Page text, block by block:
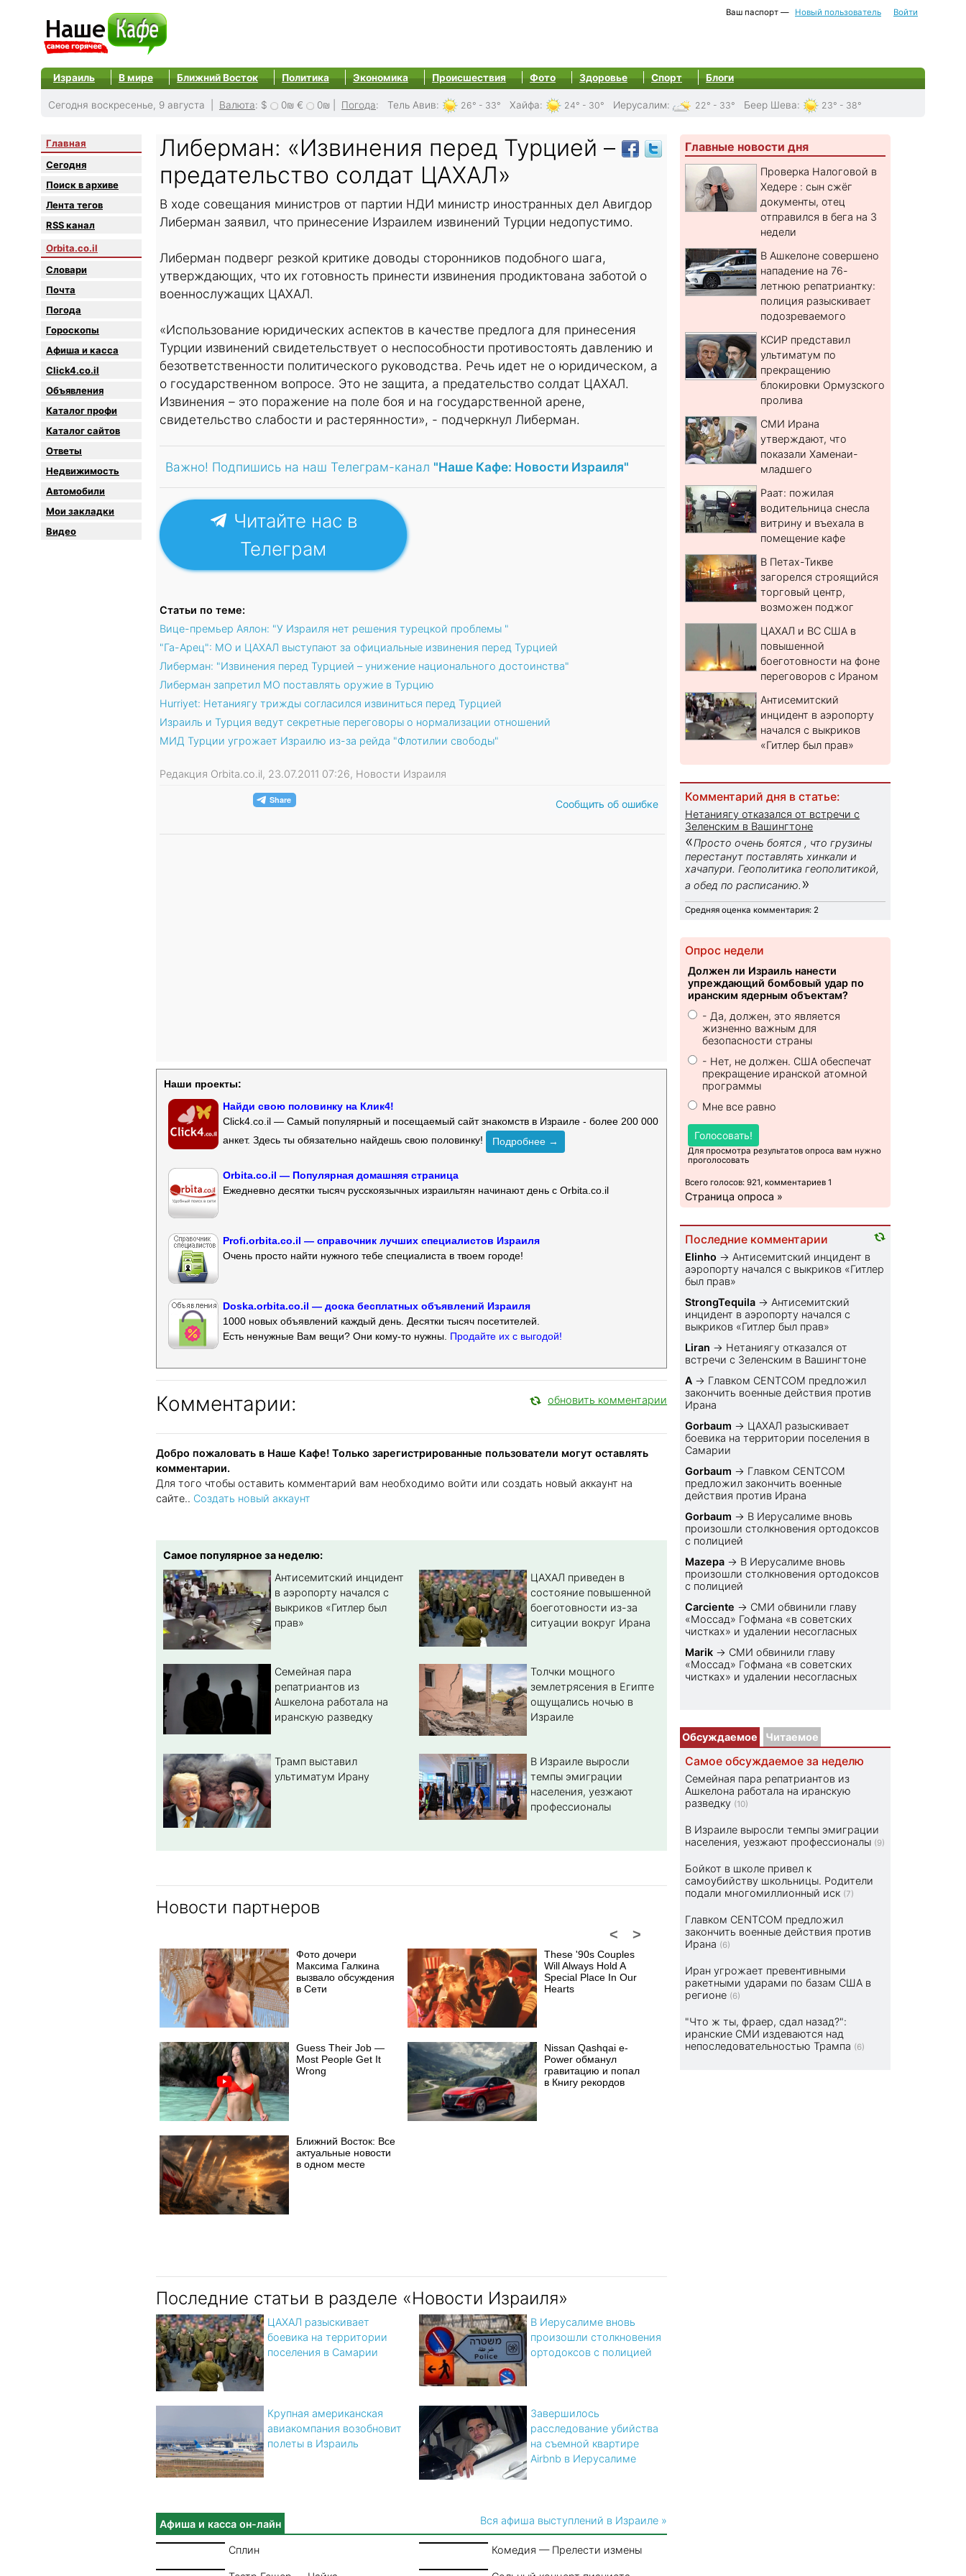
Ваш паспорт — Новый пользователь Войти
Израиль В мире Ближний Восток Политика Экономика Происшествия Фото Здоровье Спорт Блоги
Сегодня воскресенье, 9 августа | Валюта: $ 0₪ € 0₪ Погода: Тель Авив: 26° - 33° Хайфа: 24° - 30° Иерусалим: 22° - 33° Беер Шева: 23° - 38°
Главная
Сегодня
Поиск в архиве
Лента тегов
RSS канал
Orbita.co.il
Словари
Почта
Погода
Гороскопы
Афиша и касса
Click4.co.il
Объявления
Каталог профи
Каталог сайтов
Oтветы
Недвижимость
Автомобили
Мои закладки
Видео
Либерман: «Извинения перед Турцией –
предательство солдат ЦАХАЛ»
В ходе совещания министров от партии НДИ министр иностранных дел Авигдор
Либерман заявил, что принесение Израилем извинений Турции недопустимо.
Либерман подверг резкой критике доводы сторонников подобного шага,
утверждающих, что их готовность принести извинения продиктована заботой о
военнослужащих ЦАХАЛ.
«Использование юридических аспектов в качестве предлога для принесения
Турции извинений свидетельствует о неспособности противостоять давлению и
безответственности политического руководства. Речь идет не о юридическом, а
о государственном вопросе. Это не защита, а предательство солдат ЦАХАЛ.
Извинения – это поражение на поле боя и на государственной арене,
свидетельство слабости и растерянности», - подчеркнул Либерман.
Важно! Подпишись на наш Телеграм-канал "Наше Кафе: Новости Израиля"
Читайте нас в
Телеграм
Статьи по теме:
Вице-премьер Аялон: "У Израиля нет решения турецкой проблемы "
"Га-Арец": МО и ЦАХАЛ выступают за официальные извинения перед Турцией
Либерман: "Извинения перед Турцией – унижение национального достоинства"
Либерман запретил МО поставлять оружие в Турцию
Hurriyet: Нетаниягу трижды согласился извиниться перед Турцией
Израиль и Турция ведут секретные переговоры о нормализации отношений
МИД Турции угрожает Израилю из-за рейда "Флотилии свободы"
Редакция Orbita.co.il, 23.07.2011 07:26, Новости Израиля
Сообщить об ошибке
Наши проекты:
Найди свою половинку на Клик4!
Click4.co.il — Самый популярный и посещаемый сайт знакомств в Израиле - более 200 000
анкет. Здесь ты обязательно найдешь свою половинку!
Подробнее →
Orbita.co.il — Популярная домашняя страница
Ежедневно десятки тысяч русскоязычных израильтян начинают день с Orbita.co.il
Profi.orbita.co.il — справочник лучших специалистов Израиля
Очень просто найти нужного тебе специалиста в твоем городе!
Doska.orbita.co.il — доска бесплатных объявлений Израиля
1000 новых объявлений каждый день. Десятки тысяч посетителей.
Есть ненужные Вам вещи? Они кому-то нужны. Продайте их с выгодой!
Комментарии: обновить комментарии
Добро пожаловать в Наше Кафе! Только зарегистрированные пользователи могут оставлять
комментарии.
Для того чтобы оставить комментарий вам необходимо войти или создать новый аккаунт на
сайте.. Создать новый аккаунт
Самое популярное за неделю:
Антисемитский инцидент
в аэропорту начался с
выкриков «Гитлер был
прав»
ЦАХАЛ приведен в
состояние повышенной
боеготовности из-за
ситуации вокруг Ирана
Семейная пара
репатриантов из
Ашкелона работала на
иранскую разведку
Толчки мощного
землетрясения в Египте
ощущались ночью в
Израиле
Трамп выставил
ультиматум Ирану
В Израиле выросли
темпы эмиграции
населения, уезжают
профессионалы
Новости партнеров
>
<
Фото дочери
Максима Галкина
вызвало обсуждения
в Сети
These '90s Couples
Will Always Hold A
Special Place In Our
Hearts
Guess Their Job —
Most People Get It
Wrong
Nissan Qashqai e-
Power обманул
гравитацию и попал
в Книгу рекордов
Ближний Восток: Все
актуальные новости
в одном месте
Последние статьи в разделе «Новости Израиля»
ЦАХАЛ разыскивает
боевика на территории
поселения в Самарии
В Иерусалиме вновь
произошли столкновения
ортодоксов с полицией
Крупная американская
авиакомпания возобновит
полеты в Израиль
Завершилось
расследование убийства
на съемной квартире
Airbnb в Иерусалиме
Афиша и касса он-лайн Вся афиша выступлений в Израиле »
Сплин Комедия — Прелести измены
Главные новости дня
Проверка Налоговой в
Хедере : сын сжёг
документы, отец
отправился в бега на 3
недели
В Ашкелоне совершено
нападение на 76-
летнюю репатриантку:
полиция разыскивает
подозреваемого
КСИР представил
ультиматум по
прекращению
блокировки Ормузского
пролива
СМИ Ирана
утверждают, что
показали Хаменаи-
младшего
Раат: пожилая
водительница снесла
витрину и въехала в
помещение кафе
В Петах-Тикве
загорелся строящийся
торговый центр,
возможен поджог
ЦАХАЛ и ВС США в
повышенной
боеготовности на фоне
переговоров с Ираном
Антисемитский
инцидент в аэропорту
начался с выкриков
«Гитлер был прав»
Комментарий дня в статье:
Нетаниягу отказался от встречи с
Зеленским в Вашингтоне
«Просто очень боятся , что грузины
перестанут поставлять хинкали и
хачапури. Геополитика геополитикой,
а обед по расписанию. »
Средняя оценка комментария: 2
Опрос недели
Должен ли Израиль нанести
упреждающий бомбовый удар по
иранским ядерным объектам?
- Да, должен, это является
жизненно важным для
безопасности страны
- Нет, не должен. США обеспечат
прекращение иранской атомной
программы
Мне все равно
Голосовать!
Для просмотра результатов опроса вам нужно
проголосовать
Всего голосов: 921, комментариев 1
Страница опроса »
Последние комментарии
Elinho → Антисемитский инцидент в
аэропорту начался с выкриков «Гитлер
был прав»
StrongTequila → Антисемитский
инцидент в аэропорту начался с
выкриков «Гитлер был прав»
Liran → Нетаниягу отказался от
встречи с Зеленским в Вашингтоне
A → Главком CENTCOM предложил
закончить военные действия против
Ирана
Gorbaum → ЦАХАЛ разыскивает
боевика на территории поселения в
Самарии
Gorbaum → Главком CENTCOM
предложил закончить военные
действия против Ирана
Gorbaum → В Иерусалиме вновь
произошли столкновения ортодоксов
с полицией
Mazepa → В Иерусалиме вновь
произошли столкновения ортодоксов
с полицией
Carciente → СМИ обвинили главу
«Моссад» Гофмана «в советских
чистках» и удалении несогласных
Marik → СМИ обвинили главу
«Моссад» Гофмана «в советских
чистках» и удалении несогласных
Обсуждаемое Читаемое
Самое обсуждаемое за неделю
Семейная пара репатриантов из
Ашкелона работала на иранскую
разведку (10)
В Израиле выросли темпы эмиграции
населения, уезжают профессионалы (9)
Бойкот в школе привел к
самоубийству школьницы. Родители
подали многомиллионный иск (7)
Главком CENTCOM предложил
закончить военные действия против
Ирана (6)
Иран угрожает превентивными
ракетными ударами по базам США в
регионе (6)
"Что ж ты, фраер, сдал назад?":
иранские СМИ издеваются над
непоследовательностью Трампа (6)